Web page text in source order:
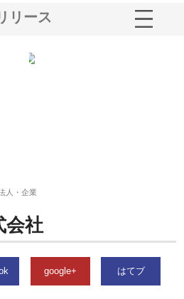
リース
人・企業
会社
google+ はてブ